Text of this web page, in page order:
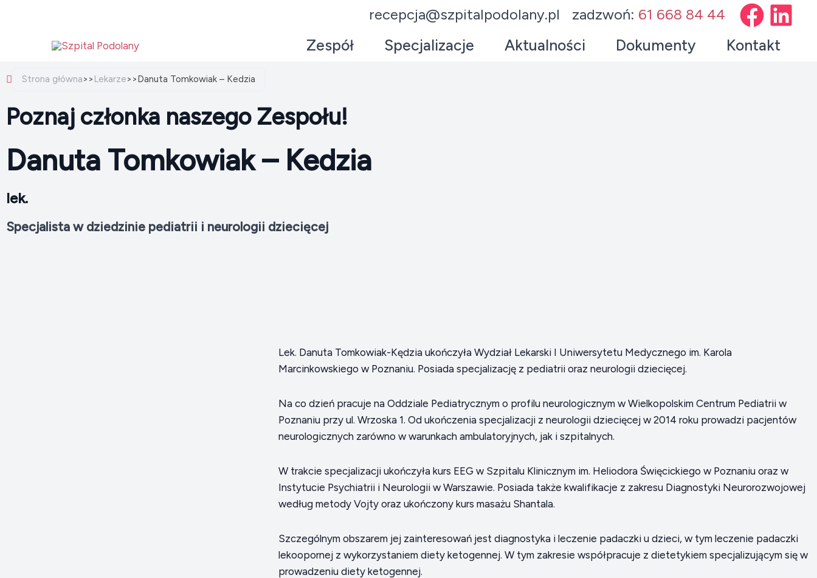
recepcja@szpitalpodolany.pl zadzwoń: 61 668 84 44
Zespół Specjalizacje Aktualności Dokumenty Kontakt
Strona główna>> Lekarze>>Danuta Tomkowiak – Kedzia
Poznaj członka naszego Zespołu!
Danuta Tomkowiak – Kedzia
lek.
Specjalista w dziedzinie pediatrii i neurologii dziecięcej
Lek. Danuta Tomkowiak-Kędzia ukończyła Wydział Lekarski I Uniwersytetu Medycznego im. Karola
Marcinkowskiego w Poznaniu. Posiada specjalizację z pediatrii oraz neurologii dziecięcej.
Na co dzień pracuje na Oddziale Pediatrycznym o profilu neurologicznym w Wielkopolskim Centrum Pediatrii w
Poznaniu przy ul. Wrzoska 1. Od ukończenia specjalizacji z neurologii dziecięcej w 2014 roku prowadzi pacjentów
neurologicznych zarówno w warunkach ambulatoryjnych, jak i szpitalnych.
W trakcie specjalizacji ukończyła kurs EEG w Szpitalu Klinicznym im. Heliodora Święcickiego w Poznaniu oraz w
Instytucie Psychiatrii i Neurologii w Warszawie. Posiada także kwalifikacje z zakresu Diagnostyki Neurorozwojowej
według metody Vojty oraz ukończony kurs masażu Shantala.
Szczególnym obszarem jej zainteresowań jest diagnostyka i leczenie padaczki u dzieci, w tym leczenie padaczki
lekoopornej z wykorzystaniem diety ketogennej. W tym zakresie współpracuje z dietetykiem specjalizującym się w
prowadzeniu diety ketogennej.